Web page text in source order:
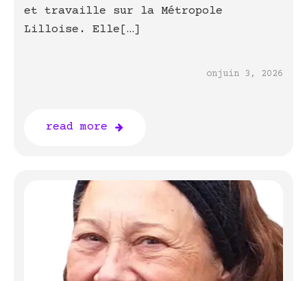
et travaille sur la Métropole
Lilloise. Elle[…]
onjuin 3, 2026
read more